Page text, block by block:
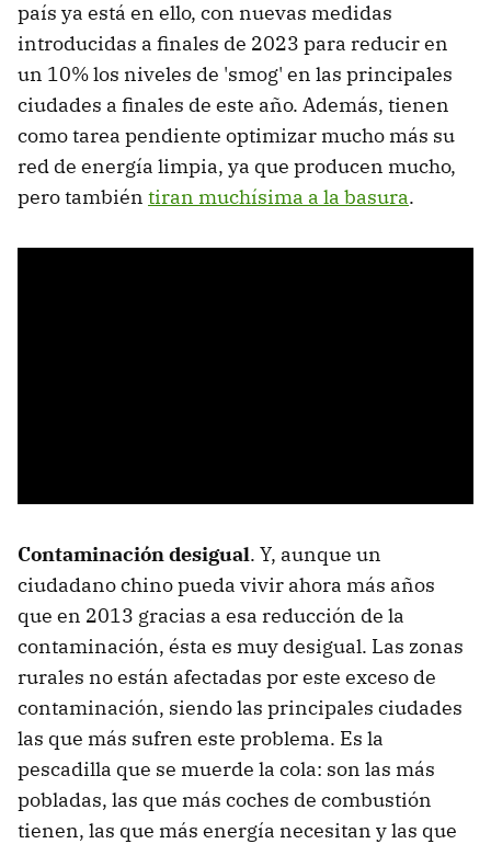
país ya está en ello, con nuevas medidas
introducidas a finales de 2023 para reducir en
un 10% los niveles de 'smog' en las principales
ciudades a finales de este año. Además, tienen
como tarea pendiente optimizar mucho más su
red de energía limpia, ya que producen mucho,
pero también tiran muchísima a la basura.
Contaminación desigual. Y, aunque un
ciudadano chino pueda vivir ahora más años
que en 2013 gracias a esa reducción de la
contaminación, ésta es muy desigual. Las zonas
rurales no están afectadas por este exceso de
contaminación, siendo las principales ciudades
las que más sufren este problema. Es la
pescadilla que se muerde la cola: son las más
pobladas, las que más coches de combustión
tienen, las que más energía necesitan y las que